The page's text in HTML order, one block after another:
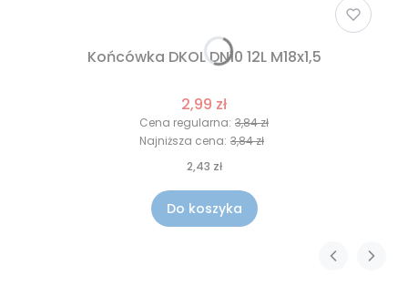
Końcówka DKOL DN10 12L M18x1,5
2,99 zł
Cena regularna: 3,84 zł
Najniższa cena: 3,84 zł
2,43 zł
Do koszyka